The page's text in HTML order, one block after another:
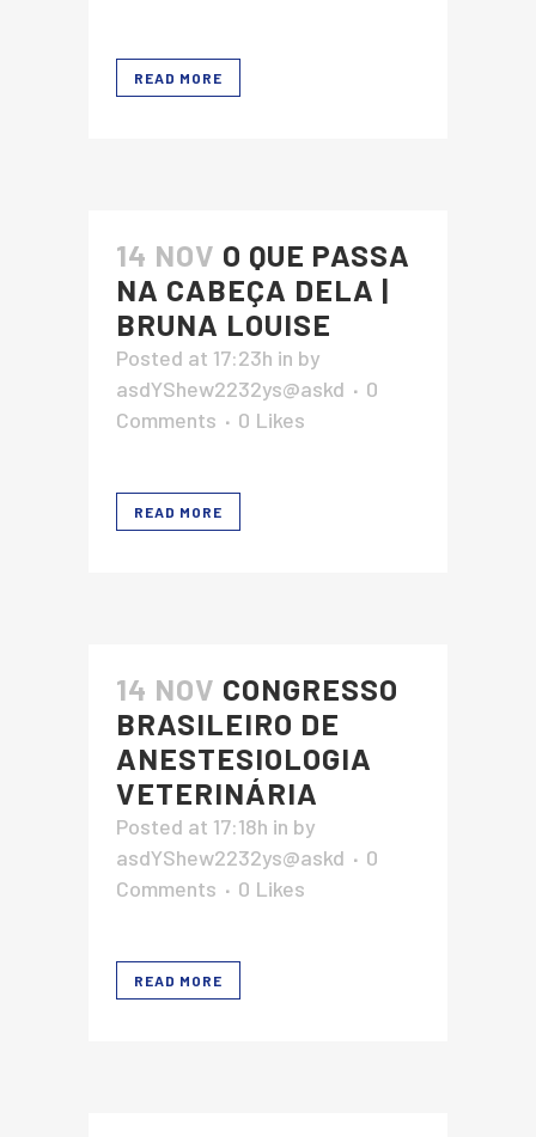
READ MORE
14 NOV O QUE PASSA
NA CABEÇA DELA |
BRUNA LOUISE
Posted at 17:23h in by
asdYShew2232ys@askd
0
Comments
0 Likes
READ MORE
14 NOV CONGRESSO
BRASILEIRO DE
ANESTESIOLOGIA
VETERINÁRIA
Posted at 17:18h in by
asdYShew2232ys@askd
0
Comments
0 Likes
READ MORE